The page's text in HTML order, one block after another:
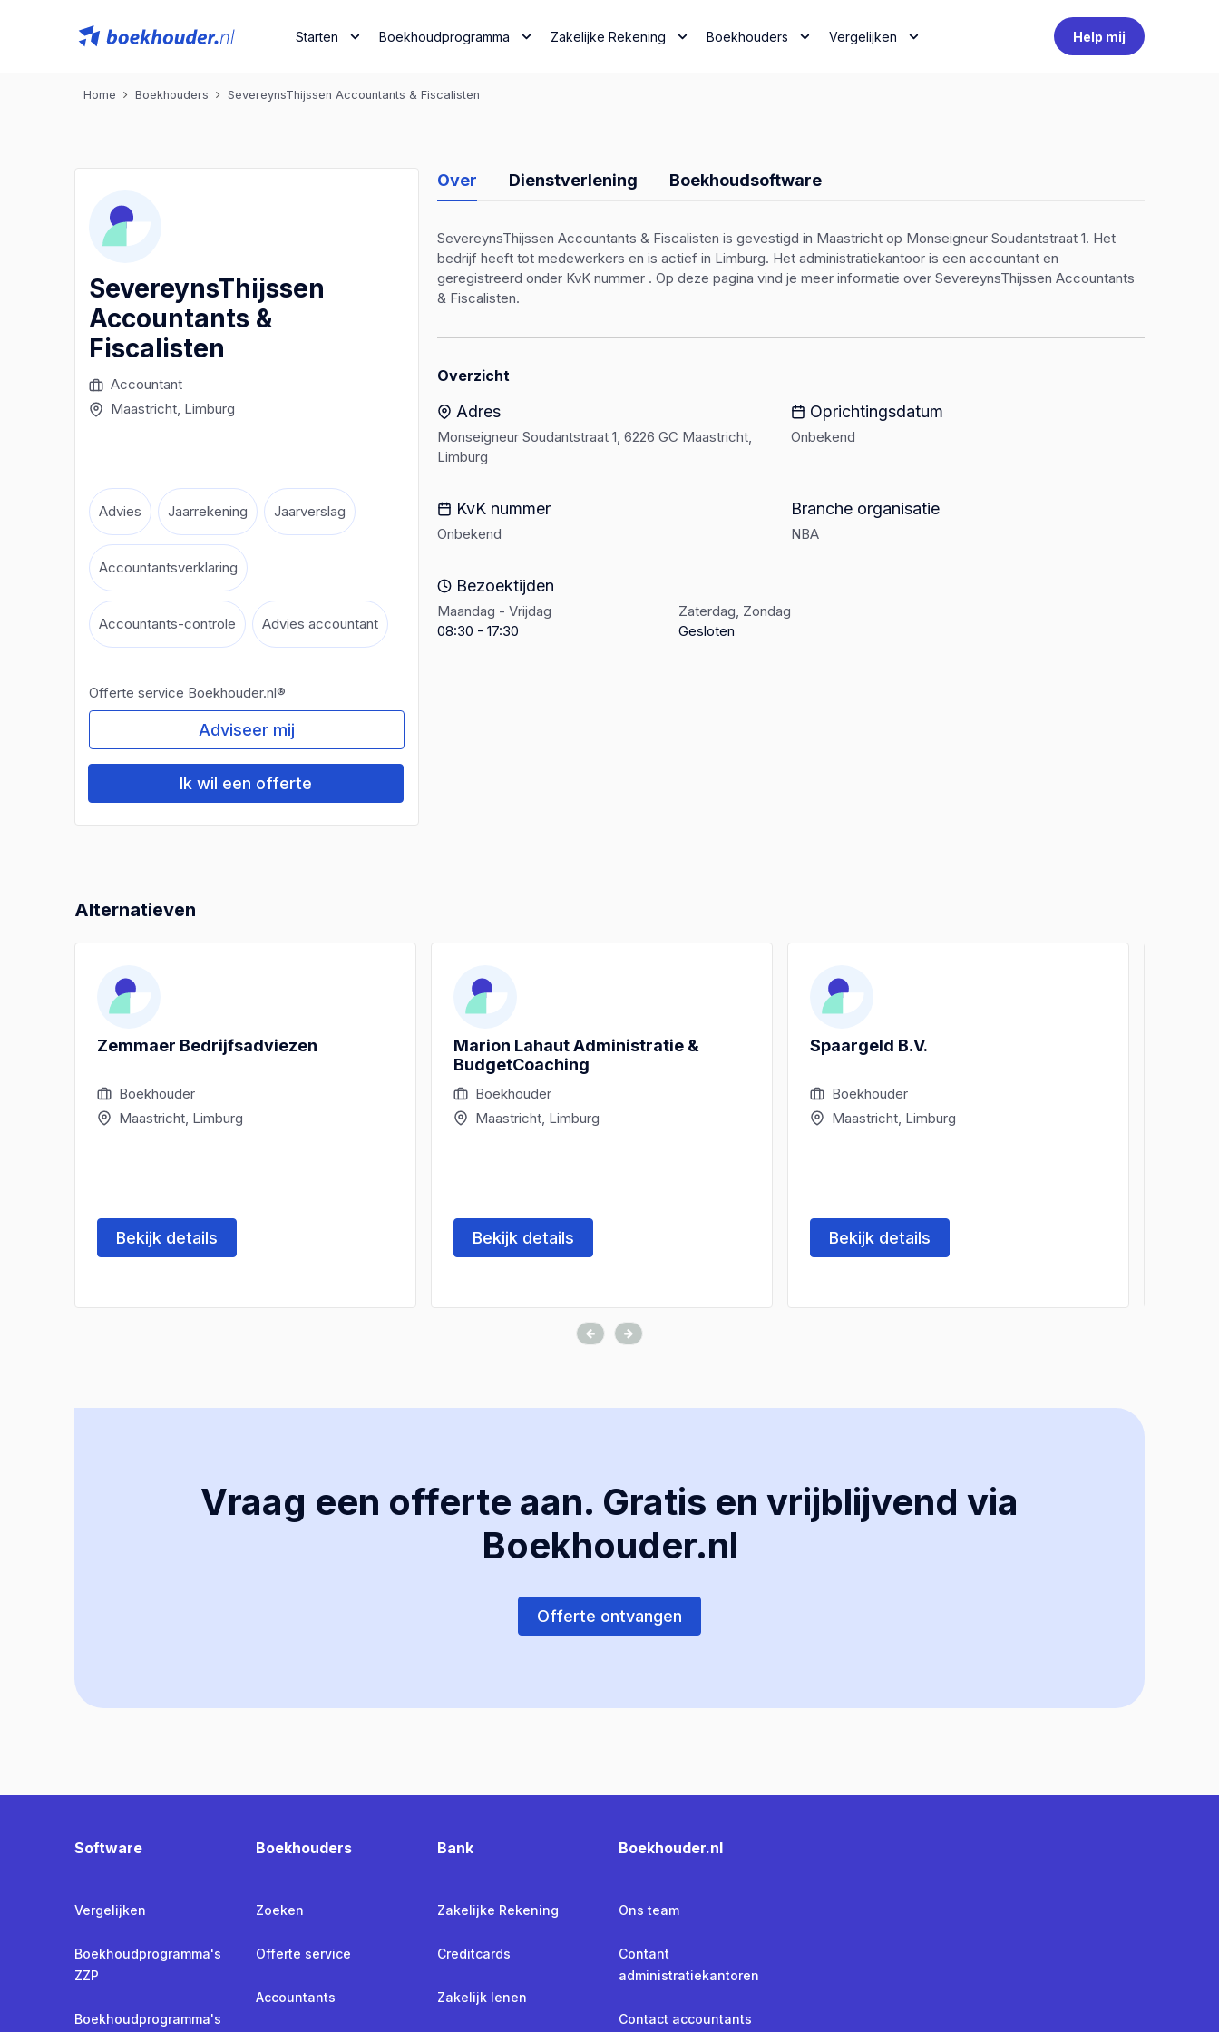
Starten Boekhoudprogramma Zakelijke Rekening Boekhouders Vergelijken Help mij
Home Boekhouders SevereynsThijssen Accountants & Fiscalisten
SevereynsThijssen
Accountants &
Fiscalisten
Accountant
Maastricht, Limburg
Advies Jaarrekening Jaarverslag
Accountantsverklaring
Accountants-controle Advies accountant
Offerte service Boekhouder.nl®
Adviseer mij
Ik wil een offerte
Over Dienstverlening Boekhoudsoftware
SevereynsThijssen Accountants & Fiscalisten is gevestigd in Maastricht op Monseigneur Soudantstraat 1. Het
bedrijf heeft tot medewerkers en is actief in Limburg. Het administratiekantoor is een accountant en
geregistreerd onder KvK nummer . Op deze pagina vind je meer informatie over SevereynsThijssen Accountants
& Fiscalisten.
Overzicht
Adres
Monseigneur Soudantstraat 1, 6226 GC Maastricht,
Limburg
Oprichtingsdatum
Onbekend
KvK nummer
Onbekend
Branche organisatie
NBA
Bezoektijden
Maandag - Vrijdag
08:30 - 17:30
Zaterdag, Zondag
Gesloten
Alternatieven
Zemmaer Bedrijfsadviezen
Boekhouder
Maastricht, Limburg
Bekijk details
Marion Lahaut Administratie &
BudgetCoaching
Boekhouder
Maastricht, Limburg
Bekijk details
Spaargeld B.V.
Boekhouder
Maastricht, Limburg
Bekijk details
Vraag een offerte aan. Gratis en vrijblijvend via
Boekhouder.nl
Offerte ontvangen
Software
Vergelijken
Boekhoudprogramma's
ZZP
Boekhoudprogramma's
Boekhouders
Zoeken
Offerte service
Accountants
Bank
Zakelijke Rekening
Creditcards
Zakelijk lenen
Boekhouder.nl
Ons team
Contant
administratiekantoren
Contact accountants